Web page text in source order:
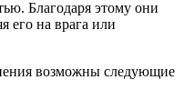
Благодаря этому они
его на врага или
возможны следующие